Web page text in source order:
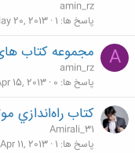
amin_rz
پاسخ ها 1
20, 2013
A مجموعه کتاب
amin_rz
پاسخ ها 0
15, 2013
کتاب راه‌اندازي
Amirali_31
پاسخ ها 1
Apr 11, 2013